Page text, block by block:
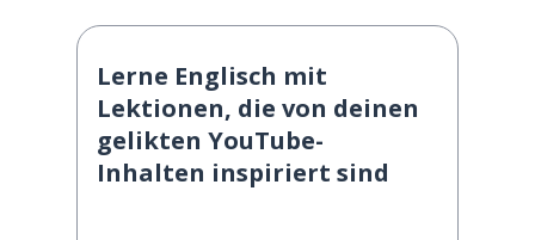
Lerne Englisch mit
Lektionen, die von deinen
gelikten YouTube-
Inhalten inspiriert sind